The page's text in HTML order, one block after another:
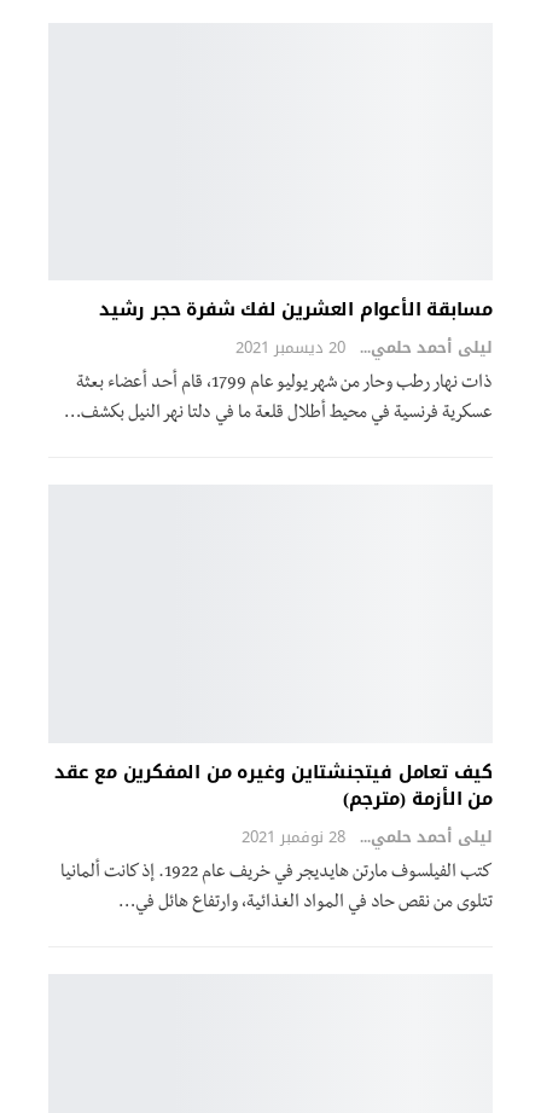
مسابقة الأعوام العشرين لفك شفرة حجر رشيد
ليلى أحمد حلمي 20 ديسمبر 2021
ذات نهار رطب وحار من شهر يوليو عام 1799، قام أحد أعضاء بعثة
عسكرية فرنسية في محيط أطلال قلعة ما في دلتا نهر النيل بكشف…
كيف تعامل فيتجنشتاين وغيره من المفكرين مع عقد
من الأزمة (مترجم)
ليلى أحمد حلمي 28 نوفمبر 2021
كتب الفيلسوف مارتن هايديجر في خريف عام 1922. إذ كانت ألمانيا
تتلوى من نقص حاد في المواد الغذائية، وارتفاع هائل في…